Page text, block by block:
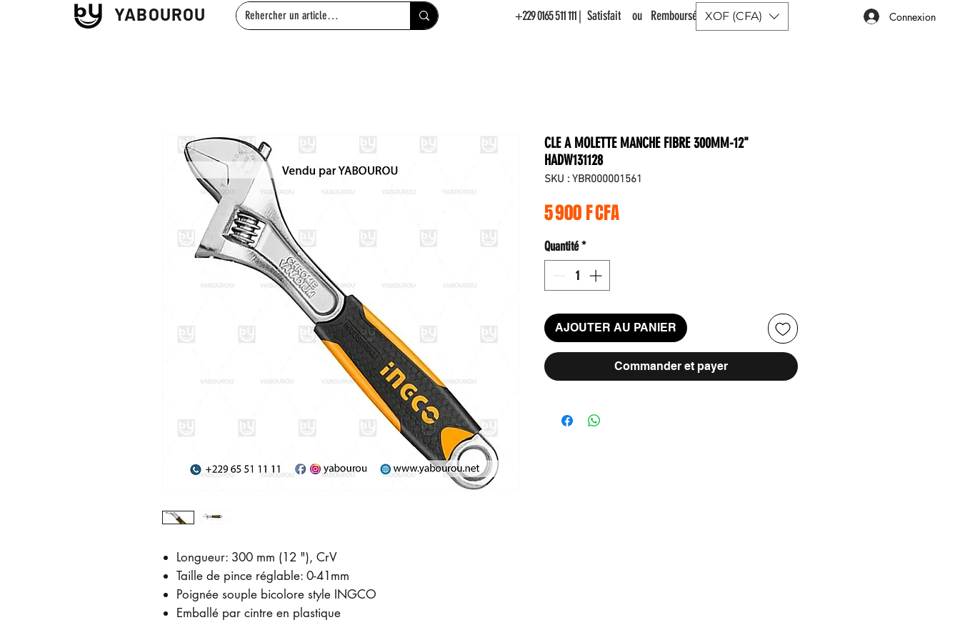
YABOUROU +229 0165 511 111| Satisfait ou Remboursé | Connexion
XOF (CFA)
Longueur: 300 mm (12 "), CrV
Taille de pince réglable: 0-41mm
Poignée souple bicolore style INGCO
Emballé par cintre en plastique
CLE A MOLETTE MANCHE FIBRE 300MM-12"
HADW131128
SKU : YBR000001561
5 900 F CFAPrix
Quantité*
AJOUTER AU PANIER
Commander et payer